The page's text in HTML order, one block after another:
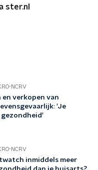
ster.nl
NCRV
en verkopen van
'Je
gezondheid'
NCRV
inmiddels meer